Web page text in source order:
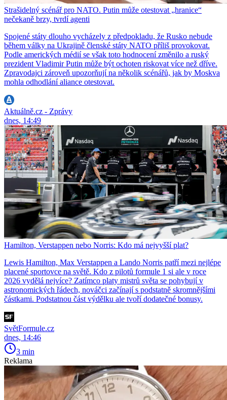
Strašidelný scénář pro NATO. Putin může otestovat „hranice“
nečekaně brzy, tvrdí agenti
Spojené státy dlouho vycházely z předpokladu, že Rusko nebude
během války na Ukrajině členské státy NATO příliš provokovat.
Podle amerických médií se však toto hodnocení změnilo a ruský
prezident Vladimir Putin může být ochoten riskovat více než dříve.
Zpravodajci zároveň upozorňují na několik scénářů, jak by Moskva
mohla odhodlání aliance otestovat.
Aktuálně.cz - Zprávy
dnes, 14:49
Hamilton, Verstappen nebo Norris: Kdo má nejvyšší plat?
Lewis Hamilton, Max Verstappen a Lando Norris patří mezi nejlépe
placené sportovce na světě. Kdo z pilotů formule 1 si ale v roce
2026 vydělá nejvíce? Zatímco platy mistrů světa se pohybují v
astronomických řádech, nováčci začínají s podstatně skromnějšími
částkami. Podstatnou část výdělku ale tvoří dodatečné bonusy.
SvětFormule.cz
dnes, 14:46
3 min
Reklama